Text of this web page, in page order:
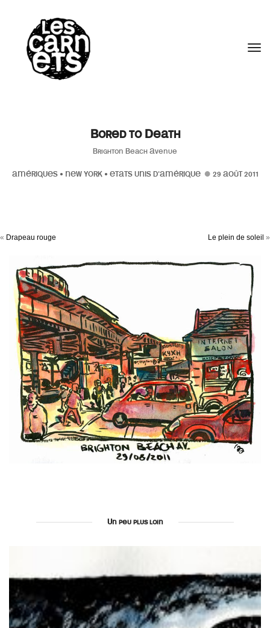
Bored to Death
Brighton Beach Avenue
AMÉRIQUES• NEW YORK• ETATS UNIS D'AMÉRIQUE 29 AOÛT 2011
« Drapeau rouge Le plein de soleil »
Un peu plus loin